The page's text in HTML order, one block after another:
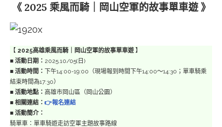
《 2025 乘風而騎｜岡山空軍的故事單車遊 》
【 2025高雄乘風而騎｜岡山空軍的故事單車遊】
■ 活動日期： 2025.10/05(日)
■ 活動時間： 下午14:00-19:00（現場報到時間下午14:00～14:30；單車騎乘
結束時間為17:30）
■ 活動地點： 高雄市岡山區（岡山公園）
■ 相關連結： 👉報名連結
■ 活動簡介：
騎單車：單車騎遊走訪空軍主題故事路線